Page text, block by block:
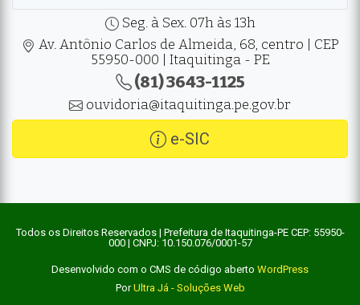
Seg. à Sex. 07h às 13h
Av. Antônio Carlos de Almeida, 68, centro | CEP
55950-000 | Itaquitinga - PE
(81) 3643-1125
ouvidoria@itaquitinga.pe.gov.br
e-SIC
Todos os Direitos Reservados | Prefeitura de Itaquitinga-PE CEP: 55950-
000 | CNPJ: 10.150.076/0001-57
Desenvolvido com o CMS de código aberto WordPress
PorUltra Já - Soluções Web